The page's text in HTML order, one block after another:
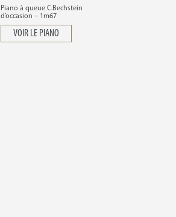
Piano à queue C.Bechstein
d’occasion – 1m67
VOIR LE PIANO